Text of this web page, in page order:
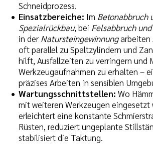
Schneidprozess.
Einsatzbereiche: Im Betonabbruch
Spezialrückbau, bei Felsabbruch
in der Natursteingewinnungarbeiten
oft parallel zu Spaltzylindern und
hilft, Ausfallzeiten zu verringern und
Werkzeugaufnahmen zu erhalten –
präzises Arbeiten in sensiblen
Wartungsschnittstellen: Wo
mit weiteren Werkzeugen eingesetzt
erleichtert eine konstante
Rüsten, reduziert ungeplante
stabilisiert die Taktung.